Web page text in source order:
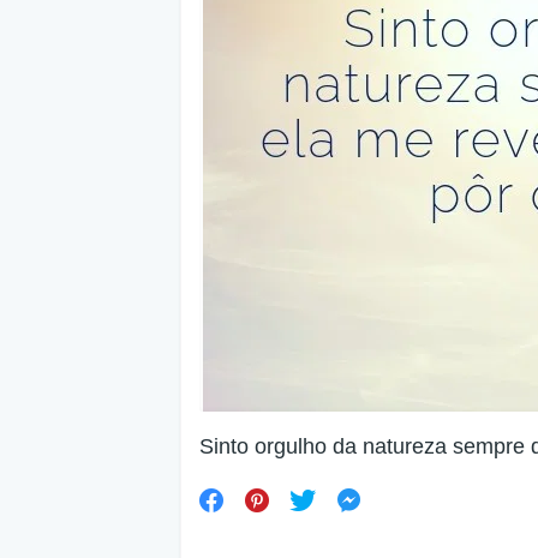
Sinto orgulho da natureza sempre